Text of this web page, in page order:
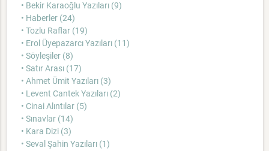
• Bekir Karaoğlu Yazıları (9)
• Haberler (24)
• Tozlu Raflar (19)
• Erol Üyepazarcı Yazıları (11)
• Söyleşiler (8)
• Satır Arası (17)
• Ahmet Ümit Yazıları (3)
• Levent Cantek Yazıları (2)
• Cinai Alıntılar (5)
• Sınavlar (14)
• Kara Dizi (3)
• Seval Şahin Yazıları (1)